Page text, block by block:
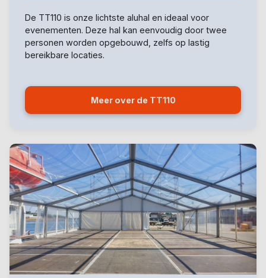
De TT110 is onze lichtste aluhal en ideaal voor
evenementen. Deze hal kan eenvoudig door twee
personen worden opgebouwd, zelfs op lastig
bereikbare locaties.
Meer over de TT110